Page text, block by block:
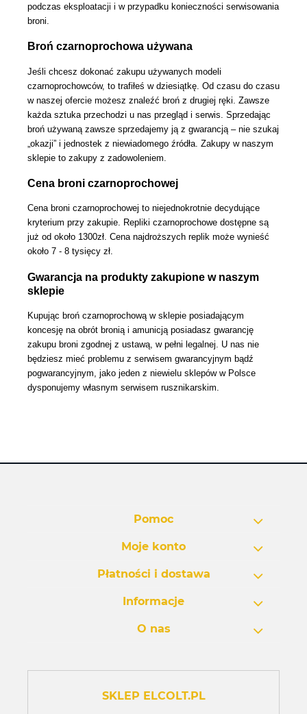
podczas eksploatacji i w przypadku konieczności serwisowania
broni.
Broń czarnoprochowa używana
Jeśli chcesz dokonać zakupu używanych modeli
czarnoprochowców, to trafiłeś w dziesiątkę. Od czasu do czasu
w naszej ofercie możesz znaleźć broń z drugiej ręki. Zawsze
każda sztuka przechodzi u nas przegląd i serwis. Sprzedając
broń używaną zawsze sprzedajemy ją z gwarancją – nie szukaj
„okazji” i jednostek z niewiadomego źródła. Zakupy w naszym
sklepie to zakupy z zadowoleniem.
Cena broni czarnoprochowej
Cena broni czarnoprochowej to niejednokrotnie decydujące
kryterium przy zakupie. Repliki czarnoprochowe dostępne są
już od około 1300zł. Cena najdroższych replik może wynieść
około 7 - 8 tysięcy zł.
Gwarancja na produkty zakupione w naszym
sklepie
Kupując broń czarnoprochową w sklepie posiadającym
koncesję na obrót bronią i amunicją posiadasz gwarancję
zakupu broni zgodnej z ustawą, w pełni legalnej. U nas nie
będziesz mieć problemu z serwisem gwarancyjnym bądź
pogwarancyjnym, jako jeden z niewielu sklepów w Polsce
dysponujemy własnym serwisem rusznikarskim.
Pomoc
Moje konto
Płatności i dostawa
Informacje
O nas
SKLEP ELCOLT.PL